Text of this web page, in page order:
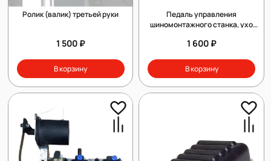
Ролик (валик) третьей руки
1 500 ₽
В корзину
Педаль управления
шиномонтажного станка, ухо
1 600 ₽
В корзину